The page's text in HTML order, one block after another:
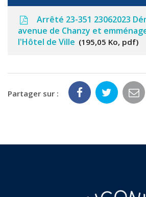
Arrêté 23-351 23062023
avenue de Chanzy et
l'Hôtel de Ville
195,05 Ko, pdf
Partager sur :